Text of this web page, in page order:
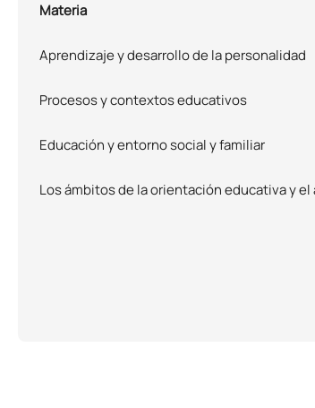
Materia
Aprendizaje y desarrollo de la personalidad
Procesos y contextos educativos
Educación y entorno social y familiar
Los ámbitos de la orientación educativa y